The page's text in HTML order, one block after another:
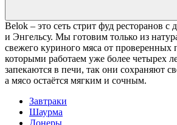
Belok – это сеть стрит фуд ресторанов с
и Энгельсу. Мы готовим только из
свежего куриного мяса от проверенных
которыми работаем уже более четырех
запекаются в печи, так они сохраняют
а мясо остаётся мягким и сочным.
Завтраки
Шаурма
Донеры